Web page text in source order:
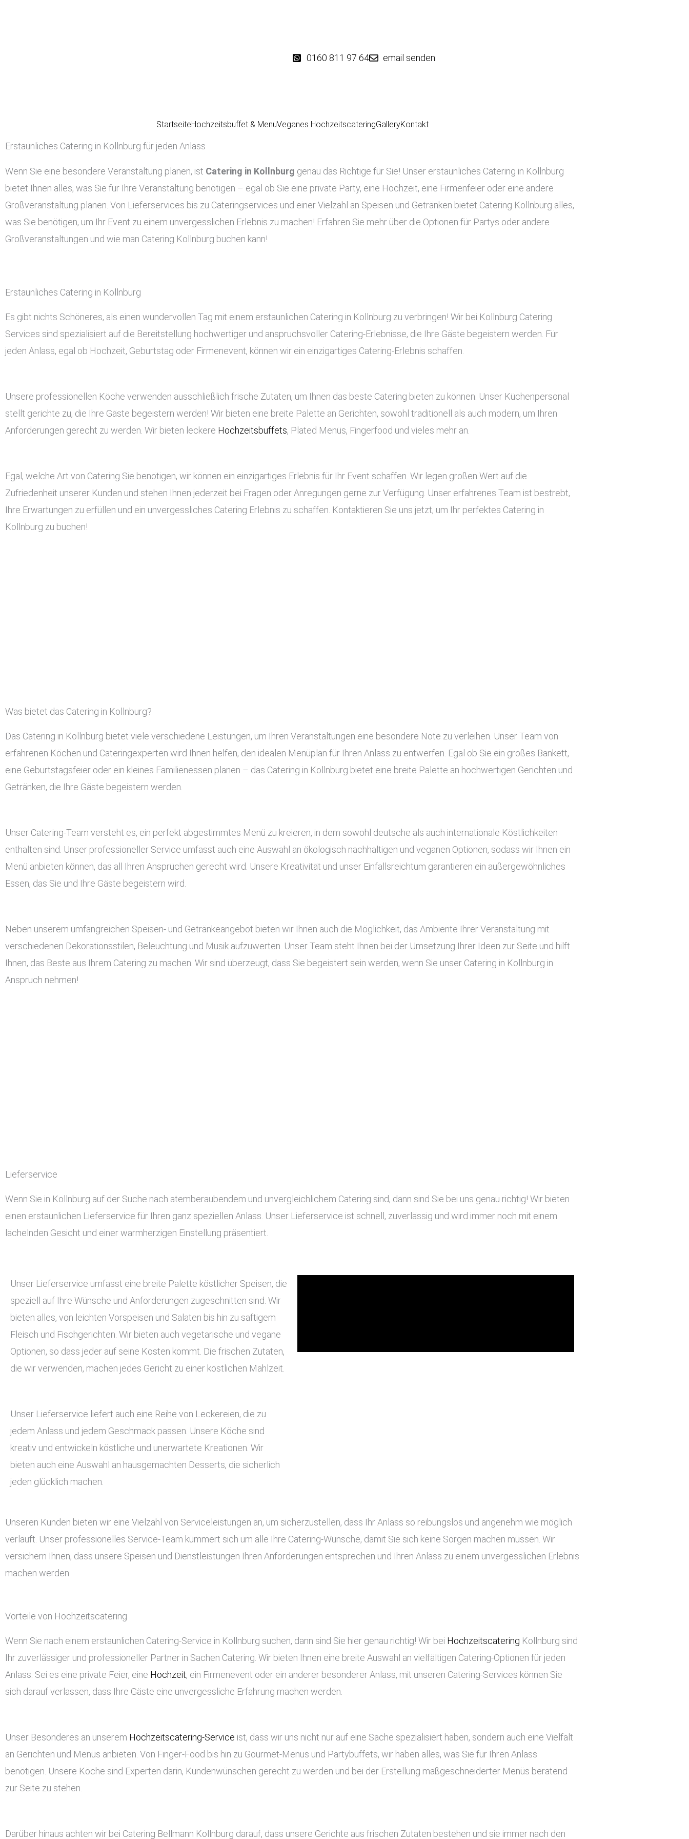
0160 811 97 64
email senden
StartseiteHochzeitsbuffet & MenüVeganes HochzeitscateringGalleryKontakt
Erstaunliches Catering in Kollnburg für jeden Anlass
Wenn Sie eine besondere Veranstaltung planen, ist Catering in Kollnburg genau das Richtige für Sie! Unser erstaunliches Catering in Kollnburg
bietet Ihnen alles, was Sie für Ihre Veranstaltung benötigen – egal ob Sie eine private Party, eine Hochzeit, eine Firmenfeier oder eine andere
Großveranstaltung planen. Von Lieferservices bis zu Cateringservices und einer Vielzahl an Speisen und Getränken bietet Catering Kollnburg alles,
was Sie benötigen, um Ihr Event zu einem unvergesslichen Erlebnis zu machen! Erfahren Sie mehr über die Optionen für Partys oder andere
Großveranstaltungen und wie man Catering Kollnburg buchen kann!
Erstaunliches Catering in Kollnburg
Es gibt nichts Schöneres, als einen wundervollen Tag mit einem erstaunlichen Catering in Kollnburg zu verbringen! Wir bei Kollnburg Catering
Services sind spezialisiert auf die Bereitstellung hochwertiger und anspruchsvoller Catering-Erlebnisse, die Ihre Gäste begeistern werden. Für
jeden Anlass, egal ob Hochzeit, Geburtstag oder Firmenevent, können wir ein einzigartiges Catering-Erlebnis schaffen.
Unsere professionellen Köche verwenden ausschließlich frische Zutaten, um Ihnen das beste Catering bieten zu können. Unser Küchenpersonal
stellt gerichte zu, die Ihre Gäste begeistern werden! Wir bieten eine breite Palette an Gerichten, sowohl traditionell als auch modern, um Ihren
Anforderungen gerecht zu werden. Wir bieten leckere Hochzeitsbuffets, Plated Menüs, Fingerfood und vieles mehr an.
Egal, welche Art von Catering Sie benötigen, wir können ein einzigartiges Erlebnis für Ihr Event schaffen. Wir legen großen Wert auf die
Zufriedenheit unserer Kunden und stehen Ihnen jederzeit bei Fragen oder Anregungen gerne zur Verfügung. Unser erfahrenes Team ist bestrebt,
Ihre Erwartungen zu erfüllen und ein unvergessliches Catering Erlebnis zu schaffen. Kontaktieren Sie uns jetzt, um Ihr perfektes Catering in
Kollnburg zu buchen!
Was bietet das Catering in Kollnburg?
Das Catering in Kollnburg bietet viele verschiedene Leistungen, um Ihren Veranstaltungen eine besondere Note zu verleihen. Unser Team von
erfahrenen Köchen und Cateringexperten wird Ihnen helfen, den idealen Menüplan für Ihren Anlass zu entwerfen. Egal ob Sie ein großes Bankett,
eine Geburtstagsfeier oder ein kleines Familienessen planen – das Catering in Kollnburg bietet eine breite Palette an hochwertigen Gerichten und
Getränken, die Ihre Gäste begeistern werden.
Unser Catering-Team versteht es, ein perfekt abgestimmtes Menü zu kreieren, in dem sowohl deutsche als auch internationale Köstlichkeiten
enthalten sind. Unser professioneller Service umfasst auch eine Auswahl an ökologisch nachhaltigen und veganen Optionen, sodass wir Ihnen ein
Menü anbieten können, das all Ihren Ansprüchen gerecht wird. Unsere Kreativität und unser Einfallsreichtum garantieren ein außergewöhnliches
Essen, das Sie und Ihre Gäste begeistern wird.
Neben unserem umfangreichen Speisen- und Getränkeangebot bieten wir Ihnen auch die Möglichkeit, das Ambiente Ihrer Veranstaltung mit
verschiedenen Dekorationsstilen, Beleuchtung und Musik aufzuwerten. Unser Team steht Ihnen bei der Umsetzung Ihrer Ideen zur Seite und hilft
Ihnen, das Beste aus Ihrem Catering zu machen. Wir sind überzeugt, dass Sie begeistert sein werden, wenn Sie unser Catering in Kollnburg in
Anspruch nehmen!
Lieferservice
Wenn Sie in Kollnburg auf der Suche nach atemberaubendem und unvergleichlichem Catering sind, dann sind Sie bei uns genau richtig! Wir bieten
einen erstaunlichen Lieferservice für Ihren ganz speziellen Anlass. Unser Lieferservice ist schnell, zuverlässig und wird immer noch mit einem
lächelnden Gesicht und einer warmherzigen Einstellung präsentiert.
Unser Lieferservice umfasst eine breite Palette köstlicher Speisen, die
speziell auf Ihre Wünsche und Anforderungen zugeschnitten sind. Wir
bieten alles, von leichten Vorspeisen und Salaten bis hin zu saftigem
Fleisch und Fischgerichten. Wir bieten auch vegetarische und vegane
Optionen, so dass jeder auf seine Kosten kommt. Die frischen Zutaten,
die wir verwenden, machen jedes Gericht zu einer köstlichen Mahlzeit.
Unser Lieferservice liefert auch eine Reihe von Leckereien, die zu
jedem Anlass und jedem Geschmack passen. Unsere Köche sind
kreativ und entwickeln köstliche und unerwartete Kreationen. Wir
bieten auch eine Auswahl an hausgemachten Desserts, die sicherlich
jeden glücklich machen.
Unseren Kunden bieten wir eine Vielzahl von Serviceleistungen an, um sicherzustellen, dass Ihr Anlass so reibungslos und angenehm wie möglich
verläuft. Unser professionelles Service-Team kümmert sich um alle Ihre Catering-Wünsche, damit Sie sich keine Sorgen machen müssen. Wir
versichern Ihnen, dass unsere Speisen und Dienstleistungen Ihren Anforderungen entsprechen und Ihren Anlass zu einem unvergesslichen Erlebnis
machen werden.
Vorteile von Hochzeitscatering
Wenn Sie nach einem erstaunlichen Catering-Service in Kollnburg suchen, dann sind Sie hier genau richtig! Wir bei Hochzeitscatering Kollnburg sind
Ihr zuverlässiger und professioneller Partner in Sachen Catering. Wir bieten Ihnen eine breite Auswahl an vielfältigen Catering-Optionen für jeden
Anlass. Sei es eine private Feier, eine Hochzeit, ein Firmenevent oder ein anderer besonderer Anlass, mit unseren Catering-Services können Sie
sich darauf verlassen, dass Ihre Gäste eine unvergessliche Erfahrung machen werden.
Unser Besonderes an unserem Hochzeitscatering-Service ist, dass wir uns nicht nur auf eine Sache spezialisiert haben, sondern auch eine Vielfalt
an Gerichten und Menüs anbieten. Von Finger-Food bis hin zu Gourmet-Menüs und Partybuffets, wir haben alles, was Sie für Ihren Anlass
benötigen. Unsere Köche sind Experten darin, Kundenwünschen gerecht zu werden und bei der Erstellung maßgeschneiderter Menüs beratend
zur Seite zu stehen.
Darüber hinaus achten wir bei Catering Bellmann Kollnburg darauf, dass unsere Gerichte aus frischen Zutaten bestehen und sie immer nach den